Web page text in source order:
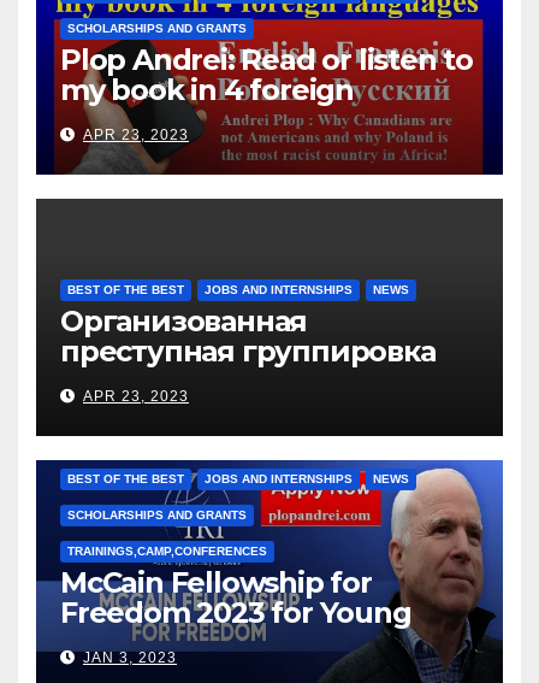
SCHOLARSHIPS AND GRANTS
Plop Andrei: Read or listen to
my book in 4 foreign
languages
APR 23, 2023
BEST OF THE BEST JOBS AND INTERNSHIPS NEWS
Организованная
преступная группировка
под руководством Игоря
Рижкова (Ryzhkov Ihor) и
Марии Соколовой
APR 23, 2023
BEST OF THE BEST JOBS AND INTERNSHIPS NEWS
SCHOLARSHIPS AND GRANTS
TRAININGS,CAMP,CONFERENCES
McCain Fellowship for
Freedom 2023 for Young
Leaders
JAN 3, 2023